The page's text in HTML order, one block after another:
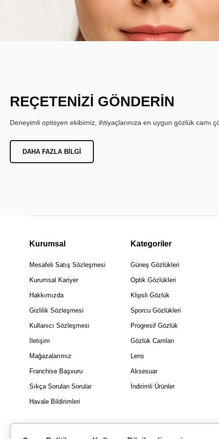
REÇETENİZİ GÖNDERİN
Deneyimli optisyen ekibimiz, ihtiyaçlarınıza en uygun gözlük camı
DAHA FAZLA BILGI
Kurumsal
Mesafeli Satış Sözleşmesi
Kurumsal Kariyer
Hakkımızda
Gizlilik Sözleşmesi
Kullanıcı Sözleşmesi
İletişim
Mağazalarımız
Franchise Başvuru
Sıkça Sorulan Sorular
Havale Bildirimleri
Kategoriler
Güneş Gözlükleri
Optik Gözlükleri
Klipsli Gözlük
Sporcu Gözlükleri
Progresif Gözlük
Gözlük Camları
Lens
Aksesuar
İndirimli Ürünler